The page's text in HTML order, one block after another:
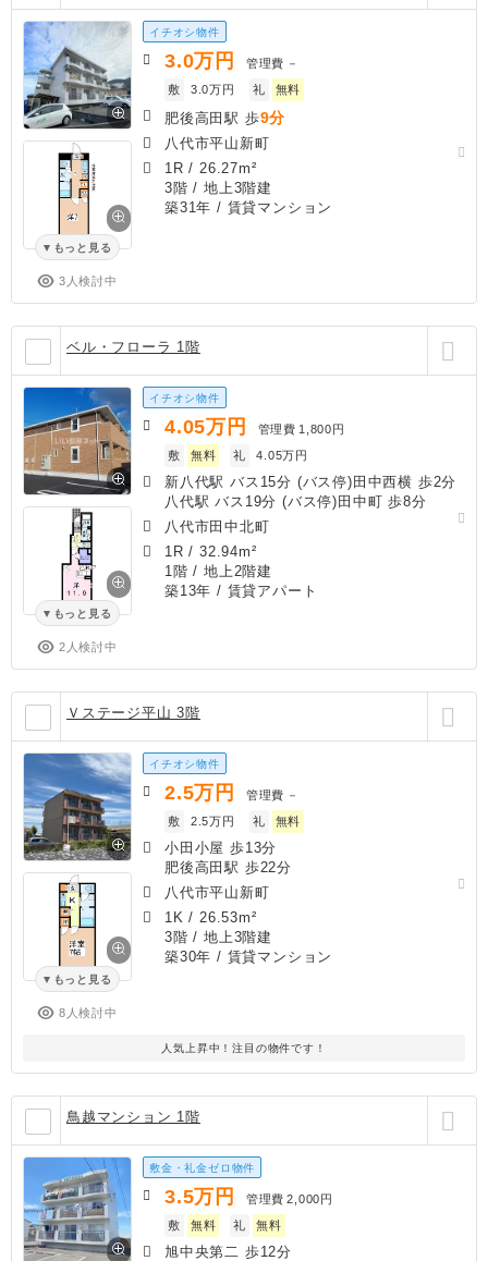
もっと見る
3人検討中
イチオシ物件
3.0万円 管理費 －
敷
3.0万円 礼 無料
肥後高田駅 歩9分
八代市平山新町
1R / 26.27m²
3階 / 地上3階建
築31年 / 賃貸マンション
ベル・フローラ 1階
もっと見る
2人検討中
イチオシ物件
4.05万円 管理費 1,800円
敷
無料 礼 4.05万円
新八代駅 バス15分 (バス停)田中西横 歩2分
八代駅 バス19分 (バス停)田中町 歩8分
八代市田中北町
1R /32.94m²
1階 / 地上2階建
築13年 / 賃貸アパート
Ｖステージ平山 3階
もっと見る
8人検討中
イチオシ物件
2.5万円 管理費 －
敷
2.5万円 礼 無料
小田小屋 歩13分
肥後高田駅 歩22分
八代市平山新町
1K / 26.53m²
3階 / 地上3階建
築30年 / 賃貸マンション
人気上昇中！注目の物件です！
鳥越マンション 1階
敷金・礼金ゼロ物件
3.5万円 管理費 2,000円
敷
無料 礼 無料
旭中央第二 歩12分